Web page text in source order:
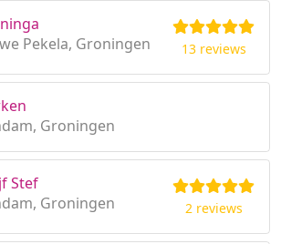
Pekela, Groningen
13 reviews
Groningen
Stef
Groningen
2 reviews